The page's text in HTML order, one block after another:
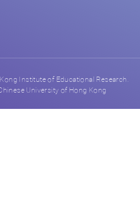
Institute of Educational Research.
University of Hong Kong